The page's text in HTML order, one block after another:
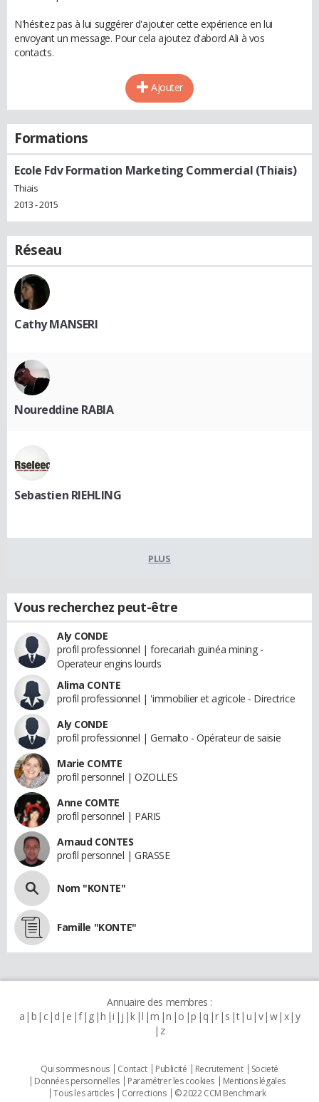
N'hésitez pas à lui suggérer d'ajouter cette expérience en lui
envoyant un message. Pour cela ajoutez d'abord Ali à vos
contacts.
Ajouter
Formations
Ecole Fdv Formation Marketing Commercial (Thiais)
Thiais
2013 - 2015
Réseau
Cathy MANSERI
Noureddine RABIA
Sebastien RIEHLING
PLUS
Vous recherchez peut-être
Aly CONDE
profil professionnel | forecariah guinéa mining -
Operateur engins lourds
Alima CONTE
profil professionnel | 'immobilier et agricole - Directrice
Aly CONDE
profil professionnel | Gemalto - Opérateur de saisie
Marie COMTE
profil personnel | OZOLLES
Anne COMTE
profil personnel | PARIS
Arnaud CONTES
profil personnel | GRASSE
Nom "KONTE"
Famille "KONTE"
Annuaire des membres :
a b c d e f g h i j k l m n o p q r s t u v w x y
z
Qui sommes nous Contact Publicité Recrutement
Societé
Données personnelles
Paramétrer les cookies
Mentions légales
Tous les articles
Corrections © 2022 CCM Benchmark